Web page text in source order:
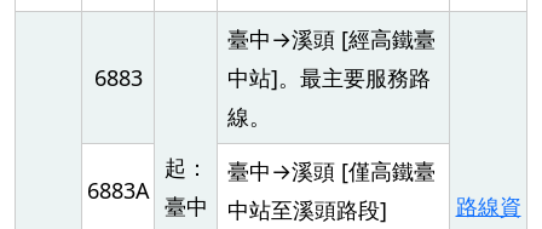
6883
起：
臺中
臺中→溪頭 [經高鐵臺
中站]。最主要服務路
線。
路線資
6883A
臺中→溪頭 [僅高鐵臺
中站至溪頭路段]